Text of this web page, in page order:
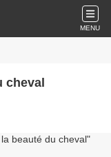
MENU
cheval